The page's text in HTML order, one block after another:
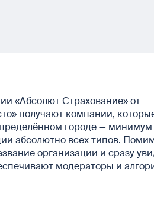
«Абсолют Страхование» от
получают компании,
городе — минимум
абсолютно всех типов.
организации и сразу
модераторы и